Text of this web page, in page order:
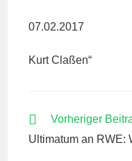
07.02.2017
Kurt Claßen“
WEITERE
ANSEHEN
Vorheriger
Ultimatum an RWE: